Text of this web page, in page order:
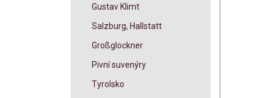
Gustav Klimt
Salzburg, Hallstatt
Großglockner
Pivní suvenýry
Tyrolsko